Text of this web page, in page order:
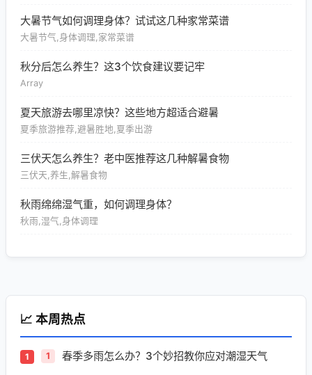
大暑节气如何调理身体？试试这几种家常菜谱
大暑节气,身体调理,家常菜谱
秋分后怎么养生？这3个饮食建议要记牢
Array
夏天旅游去哪里凉快？这些地方超适合避暑
夏季旅游推荐,避暑胜地,夏季出游
三伏天怎么养生？老中医推荐这几种解暑食物
三伏天,养生,解暑食物
秋雨绵绵湿气重，如何调理身体？
秋雨,湿气,身体调理
📈 本周热点
1 春季多雨怎么办？3个妙招教你应对潮湿天气